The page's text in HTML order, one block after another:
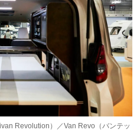
Revolution）／Van Revo（バンテッ